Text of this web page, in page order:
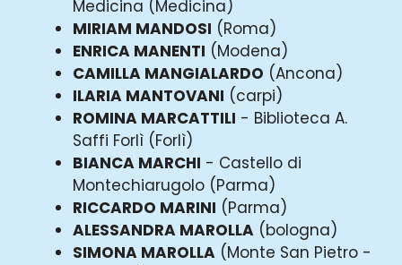
Medicina (Medicina)
MIRIAM MANDOSI (Roma)
ENRICA MANENTI (Modena)
CAMILLA MANGIALARDO (Ancona)
ILARIA MANTOVANI (carpi)
ROMINA MARCATTILI - Biblioteca A.
Saffi Forlì (Forlì)
BIANCA MARCHI - Castello di
Montechiarugolo (Parma)
RICCARDO MARINI (Parma)
ALESSANDRA MAROLLA (bologna)
SIMONA MAROLLA (Monte San Pietro -